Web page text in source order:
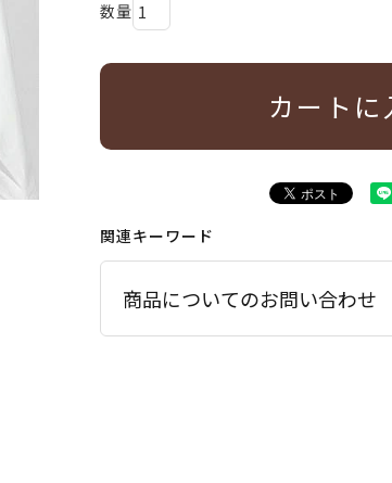
カートに
関連キーワード
商品についてのお問い合わせ